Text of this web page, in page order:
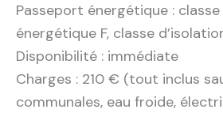
Passeport énergétique :
énergétique F, classe
Disponibilité : immédiate
Charges : 210 € (tout inclus
communales, eau froide,